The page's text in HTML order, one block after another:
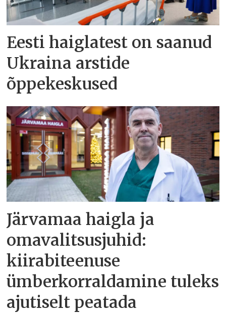
Eesti haiglatest on saanud
Ukraina arstide
õppekeskused
Järvamaa haigla ja
omavalitsusjuhid:
kiirabiteenuse
ümberkorraldamine tuleks
ajutiselt peatada